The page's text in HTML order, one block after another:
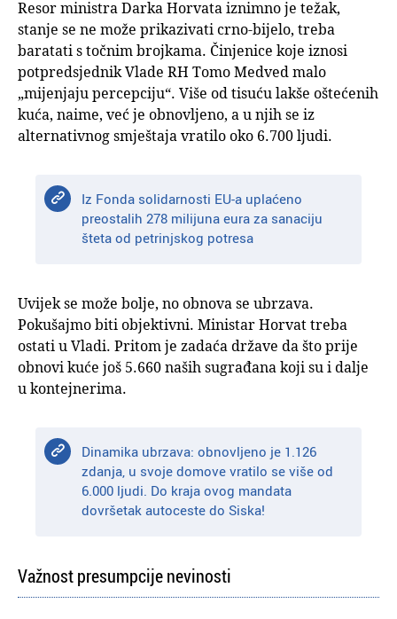
Resor ministra Darka Horvata iznimno je težak,
stanje se ne može prikazivati crno-bijelo, treba
baratati s točnim brojkama. Činjenice koje iznosi
potpredsjednik Vlade RH Tomo Medved malo
„mijenjaju percepciju“. Više od tisuću lakše oštećenih
kuća, naime, već je obnovljeno, a u njih se iz
alternativnog smještaja vratilo oko 6.700 ljudi.
Iz Fonda solidarnosti EU-a uplaćeno
preostalih 278 milijuna eura za sanaciju
šteta od petrinjskog potresa
Uvijek se može bolje, no obnova se ubrzava.
Pokušajmo biti objektivni. Ministar Horvat treba
ostati u Vladi. Pritom je zadaća države da što prije
obnovi kuće još 5.660 naših sugrađana koji su i dalje
u kontejnerima.
Dinamika ubrzava: obnovljeno je 1.126
zdanja, u svoje domove vratilo se više od
6.000 ljudi. Do kraja ovog mandata
dovršetak autoceste do Siska!
Važnost presumpcije nevinosti